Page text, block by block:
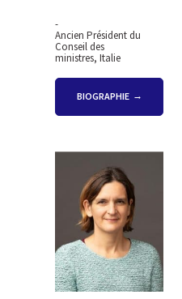
-
Ancien Président du
Conseil des
ministres, Italie
BIOGRAPHIE